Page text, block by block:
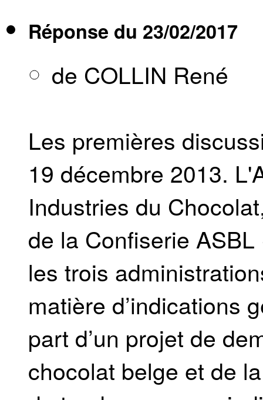
Réponse du 23/02/2017
de COLLIN René
Les premières
19 décembre 2013.
Industries du
de la Confiserie
les trois
matière d’indications
part d’un projet de
chocolat belge et de